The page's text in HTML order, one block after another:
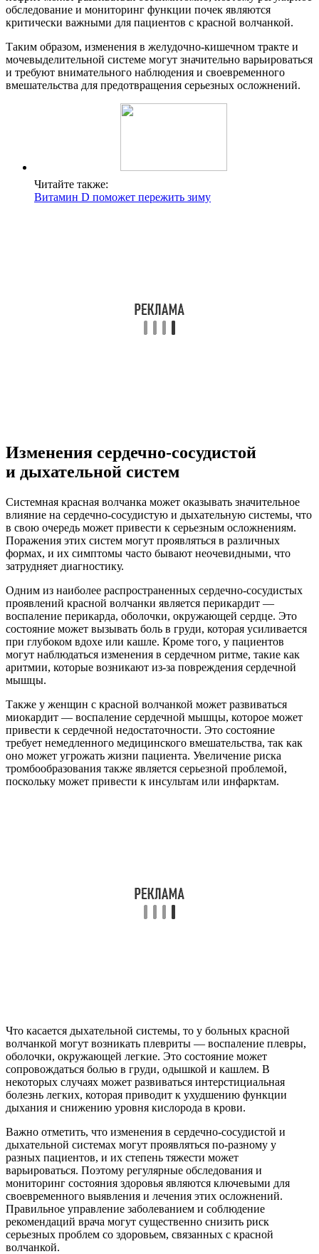
обследование и мониторинг функции почек являются
критически важными для пациентов с красной волчанкой.
Таким образом, изменения в желудочно-кишечном тракте и
мочевыделительной системе могут значительно варьироваться
и требуют внимательного наблюдения и своевременного
вмешательства для предотвращения серьезных осложнений.
Читайте также:
Витамин D поможет пережить зиму
Изменения сердечно-сосудистой
и дыхательной систем
Системная красная волчанка может оказывать значительное
влияние на сердечно-сосудистую и дыхательную системы, что
в свою очередь может привести к серьезным осложнениям.
Поражения этих систем могут проявляться в различных
формах, и их симптомы часто бывают неочевидными, что
затрудняет диагностику.
Одним из наиболее распространенных сердечно-сосудистых
проявлений красной волчанки является перикардит —
воспаление перикарда, оболочки, окружающей сердце. Это
состояние может вызывать боль в груди, которая усиливается
при глубоком вдохе или кашле. Кроме того, у пациентов
могут наблюдаться изменения в сердечном ритме, такие как
аритмии, которые возникают из-за повреждения сердечной
мышцы.
Также у женщин с красной волчанкой может развиваться
миокардит — воспаление сердечной мышцы, которое может
привести к сердечной недостаточности. Это состояние
требует немедленного медицинского вмешательства, так как
оно может угрожать жизни пациента. Увеличение риска
тромбообразования также является серьезной проблемой,
поскольку может привести к инсультам или инфарктам.
Что касается дыхательной системы, то у больных красной
волчанкой могут возникать плевриты — воспаление плевры,
оболочки, окружающей легкие. Это состояние может
сопровождаться болью в груди, одышкой и кашлем. В
некоторых случаях может развиваться интерстициальная
болезнь легких, которая приводит к ухудшению функции
дыхания и снижению уровня кислорода в крови.
Важно отметить, что изменения в сердечно-сосудистой и
дыхательной системах могут проявляться по-разному у
разных пациентов, и их степень тяжести может
варьироваться. Поэтому регулярные обследования и
мониторинг состояния здоровья являются ключевыми для
своевременного выявления и лечения этих осложнений.
Правильное управление заболеванием и соблюдение
рекомендаций врача могут существенно снизить риск
серьезных проблем со здоровьем, связанных с красной
волчанкой.